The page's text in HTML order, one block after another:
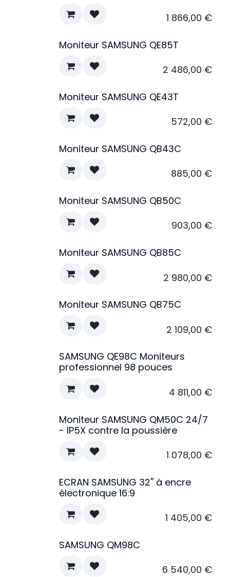
1 866,00 €
Moniteur SAMSUNG QE85T
2 486,00 €
Moniteur SAMSUNG QE43T
572,00 €
Moniteur SAMSUNG QB43C
885,00 €
Moniteur SAMSUNG QB50C
903,00 €
Moniteur SAMSUNG QB85C
2 980,00 €
Moniteur SAMSUNG QB75C
2 109,00 €
SAMSUNG QE98C Moniteurs
professionnel 98 pouces
4 811,00 €
Moniteur SAMSUNG QM50C 24/7
- IP5X contre la poussière
1 078,00 €
ECRAN SAMSUNG 32'' à encre
électronique 16:9
1 405,00 €
SAMSUNG QM98C
6 540,00 €